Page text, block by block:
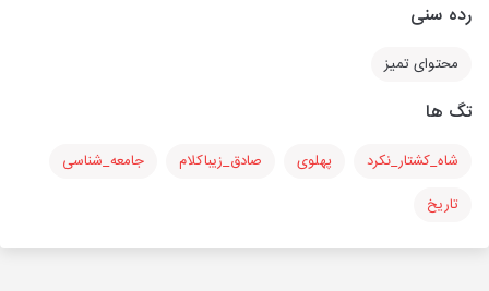
رده سنی
محتوای تمیز
تگ ها
شاه_کشتار_نکرد پهلوی صادق_زیباکلام
جامعه_شناسی
تاریخ